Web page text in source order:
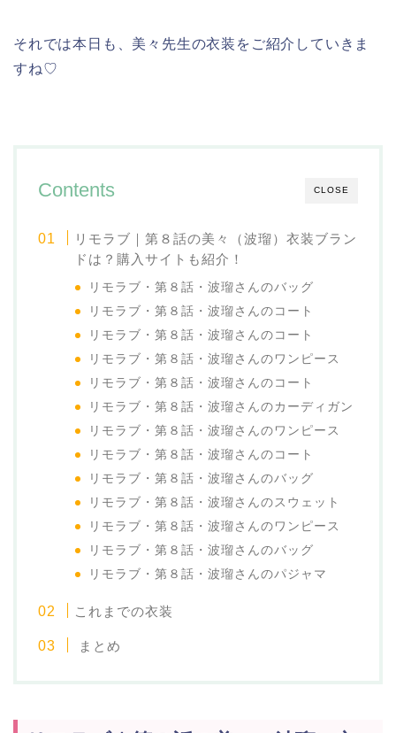
それでは本日も、美々先生の衣装をご紹介していきま
すね♡
CLOSE
Contents
リモラブ｜第８話の美々（波瑠）衣装ブラン
ドは？購入サイトも紹介！
リモラブ・第８話・波瑠さんのバッグ
リモラブ・第８話・波瑠さんのコート
リモラブ・第８話・波瑠さんのコート
リモラブ・第８話・波瑠さんのワンピース
リモラブ・第８話・波瑠さんのコート
リモラブ・第８話・波瑠さんのカーディガン
リモラブ・第８話・波瑠さんのワンピース
リモラブ・第８話・波瑠さんのコート
リモラブ・第８話・波瑠さんのバッグ
リモラブ・第８話・波瑠さんのスウェット
リモラブ・第８話・波瑠さんのワンピース
リモラブ・第８話・波瑠さんのバッグ
リモラブ・第８話・波瑠さんのパジャマ
これまでの衣装
まとめ